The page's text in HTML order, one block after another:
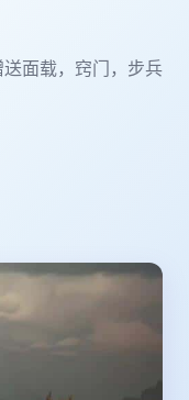
面载，窍门，步兵